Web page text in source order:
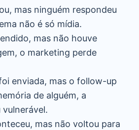
mas ninguém respondeu
não é só mídia.
mas não houve
o marketing perde
enviada, mas o follow-up
de alguém, a
mas não voltou para